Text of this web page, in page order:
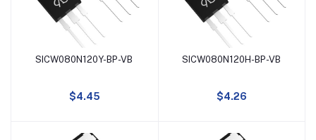
90A
-52A
58A
-30A
添加到购物车
SICW080N120Y-BP-VB
$4.45
添加到购物车
SICW080N120H-BP-VB
$4.26